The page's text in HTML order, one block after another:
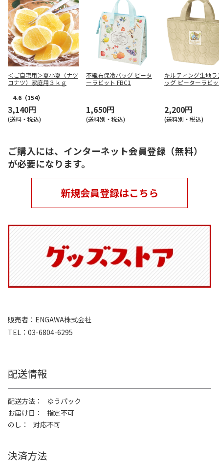
＜ご自宅用＞夏小夏（ナツ
コナツ）家庭用３ｋｇ
4.6 （154）
3,140円
(送料・税込)
不織布保冷バッグ ピータ
ーラビット FBC1
1,650円
(送料別・税込)
キルティング生地ラ
ッグ ピーターラビ
2,200円
(送料別・税込)
ご購入には、インターネット会員登録（無料）
が必要になります。
新規会員登録はこちら
販売者
ENGAWA株式会社
TEL
03-6804-6295
配送情報
配送方法
ゆうパック
お届け日
指定不可
のし
対応不可
決済方法